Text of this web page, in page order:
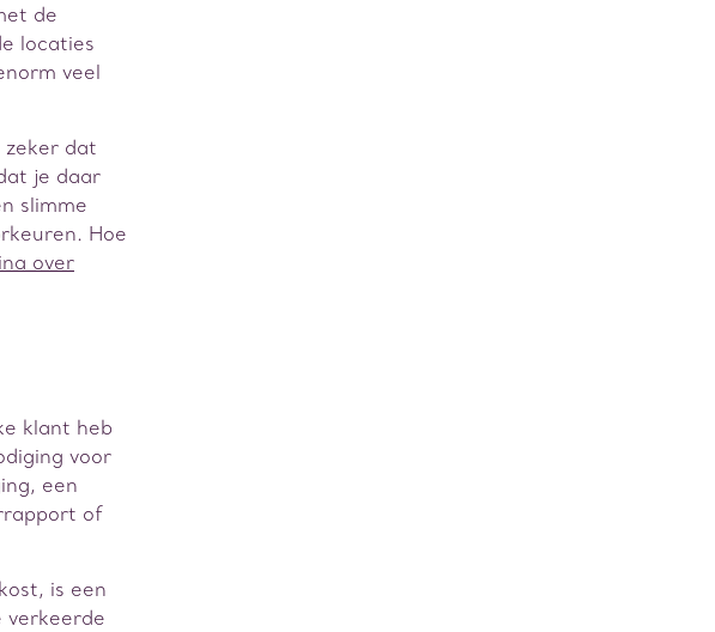
de
locaties
veel
zeker dat
je daar
slimme
Hoe
over
klant heb
voor
een
of
is een
verkeerde